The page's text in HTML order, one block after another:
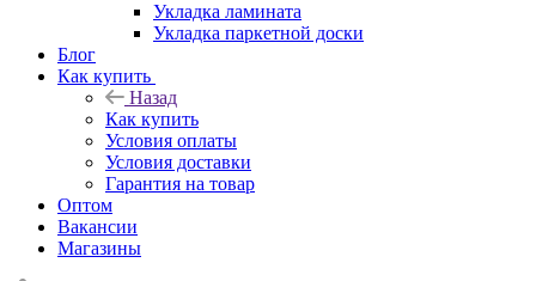
Укладка ламината
Укладка паркетной доски
Блог
Как купить
Назад
Как купить
Условия оплаты
Условия доставки
Гарантия на товар
Оптом
Вакансии
Магазины